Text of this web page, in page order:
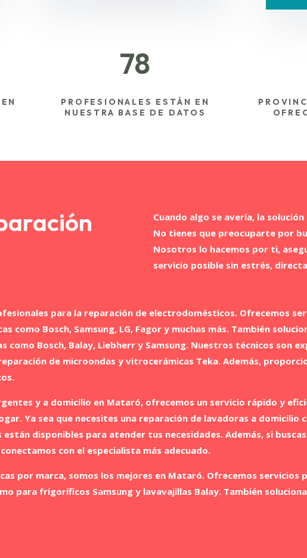
78
PROFESIONALES ESTÁN EN
NUESTRA BASE DE DATOS
Cuando algo se avería, la
No tienes que preocuparte por
Nosotros lo hacemos por ti,
servicio posible sin estrés,
para la reparación de electrodomésticos. Ofrecemos
como Bosch, Samsung, LG, Fagor y muchas más. También
como Bosch, Balay, Liebherr y Samsung. Nuestros técnicos son
de microondas y vitrocerámicas Teka. Además,
y a domicilio en Mataró, ofrecemos un servicio rápido y
Ya sea que necesites una reparación de lavadoras a domicilio
disponibles para atender tus necesidades. Además, si
con el especialista más adecuado.
por marca, somos los mejores en Mataró. Ofrecemos servicios
para frigoríficos Samsung y lavavajillas Balay. También